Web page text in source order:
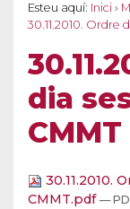
Esteu aquí: Inici ›
30.11.2010. Ordre
dia
CMMT
30.11.2010.
CMMT.pdf —